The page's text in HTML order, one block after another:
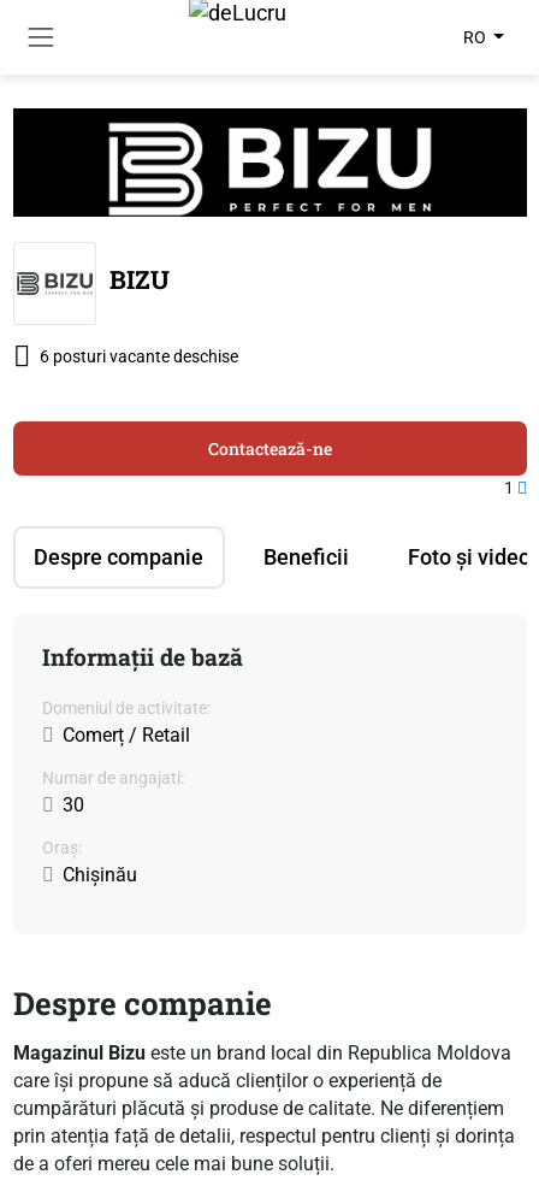
RO
BIZU
6 posturi vacante deschise
Despre companie Beneficii Foto și video
Contactează-ne
1
Informații de bază
Domeniul de activitate:
Comerț / Retail
Numar de angajati:
30
Oraș:
Chișinău
Despre companie
Magazinul Bizueste un brand local din Republica Moldova
care își propune să aducă clienților o experiență de
cumpărături plăcută și produse de calitate. Ne diferențiem
prin atenția față de detalii, respectul pentru clienți și dorința
de a oferi mereu cele mai bune soluții.